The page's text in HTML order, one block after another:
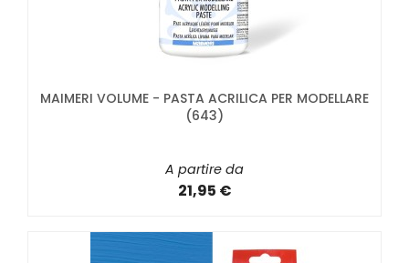
MAIMERI VOLUME - PASTA ACRILICA PER MODELLARE
(643)
A partire da
21,95 €